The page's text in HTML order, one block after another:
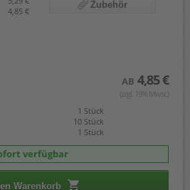
4,85 €
Zubehör
AB 4,85 €
(zzgl. 19% Mwst.)
1 Stück
10 Stück
1 Stück
verfügbar
Warenkorb